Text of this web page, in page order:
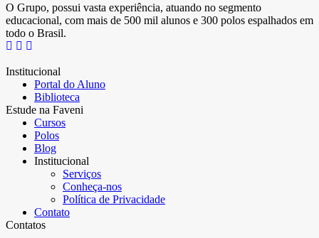
O Grupo, possui vasta experiência, atuando no segmento
educacional, com mais de 500 mil alunos e 300 polos espalhados em
todo o Brasil.
Institucional
Portal do Aluno
Biblioteca
Estude na Faveni
Cursos
Polos
Blog
Institucional
Serviços
Conheça-nos
Política de Privacidade
Contato
Contatos